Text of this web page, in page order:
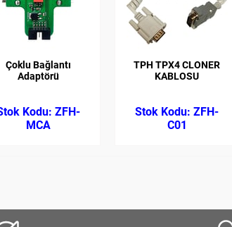
Çoklu Bağlantı
Adaptörü
ZFH-
MCA
TPH TPX4 CLONER
KABLOSU
ZFH-
C01